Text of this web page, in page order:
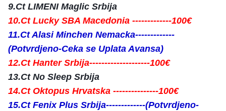
9.Ct LIMENI Maglic Srbija
10.Ct Lucky SBA Macedonia -------------100€
11.Ct Alasi Minchen Nemacka-------------
(Potvrdjeno-Ceka se Uplata Avansa)
12.Ct Hanter Srbija--------------------100€
13.Ct No Sleep Srbija
14.Ct Oktopus Hrvatska ---------------100€
15.Ct Fenix Plus Srbija-------------(Potvrdjeno-